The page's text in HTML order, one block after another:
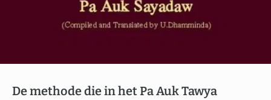
De methode die in het Pa Auk Tawya